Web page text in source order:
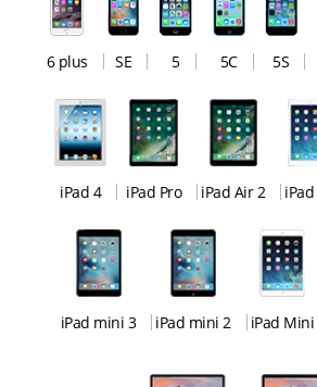
6 plus SE 5 5C 5S
iPad 4 iPad Pro iPad Air 2
iPad mini 3 iPad mini 2 iPad Mini